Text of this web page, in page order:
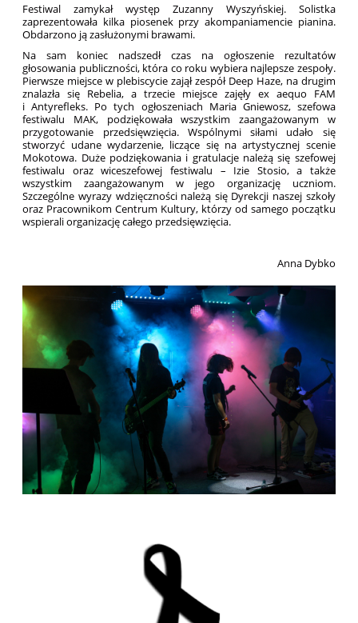
Festiwal zamykał występ Zuzanny Wyszyńskiej. Solistka
zaprezentowała kilka piosenek przy akompaniamencie pianina.
Obdarzono ją zasłużonymi brawami.
Na sam koniec nadszedł czas na ogłoszenie rezultatów
głosowania publiczności, która co roku wybiera najlepsze zespoły.
Pierwsze miejsce w plebiscycie zajął zespół Deep Haze, na drugim
znalazła się Rebelia, a trzecie miejsce zajęły ex aequo FAM
i Antyrefleks. Po tych ogłoszeniach Maria Gniewosz, szefowa
festiwalu MAK, podziękowała wszystkim zaangażowanym w
przygotowanie przedsięwzięcia. Wspólnymi siłami udało się
stworzyć udane wydarzenie, liczące się na artystycznej scenie
Mokotowa. Duże podziękowania i gratulacje należą się szefowej
festiwalu oraz wiceszefowej festiwalu – Izie Stosio, a także
wszystkim zaangażowanym w jego organizację uczniom.
Szczególne wyrazy wdzięczności należą się Dyrekcji naszej szkoły
oraz Pracownikom Centrum Kultury, którzy od samego początku
wspierali organizację całego przedsięwzięcia.
Anna Dybko